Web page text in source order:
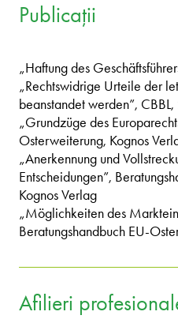
Publicații
„Haftung des
„Rechtswidrige Urteile der
beanstandet werden”,
„Grundzüge des
Osterweiterung, Kognos
„Anerkennung und
Entscheidungen”,
Kognos Verlag
„Möglichkeiten des
Beratungshandbuch EU-
Afilieri